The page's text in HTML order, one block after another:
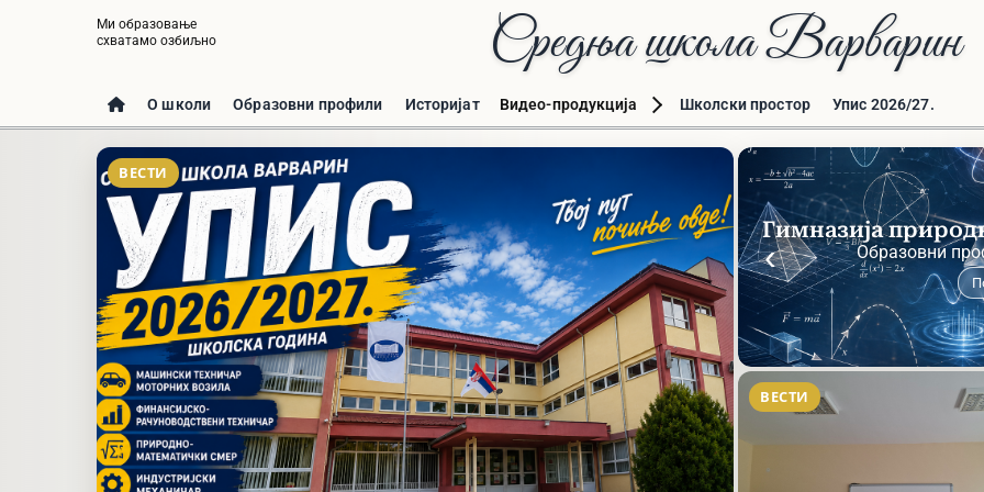
Ми образовање
схватамо озбиљно
Средња школа Варварин
О школи Образовни профили Историјат Видео-продукција Школски простор Упис 2026/27.
ВЕСТИ
Образовни
‹
ВЕСТИ